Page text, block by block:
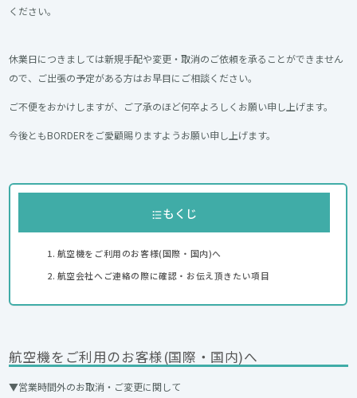
ください。
休業日につきましては新規手配や変更・取消のご依頼を承ることができません
ので、ご出張の予定がある方はお早目にご相談ください。
ご不便をおかけしますが、ご了承のほど何卒よろしくお願い申し上げます。
今後ともBORDERをご愛顧賜りますようお願い申し上げます。
もくじ
航空機をご利用のお客様(国際・国内)へ
航空会社へご連絡の際に確認・お伝え頂きたい項目
航空機をご利用のお客様(国際・国内)へ
▼営業時間外のお取消・ご変更に関して